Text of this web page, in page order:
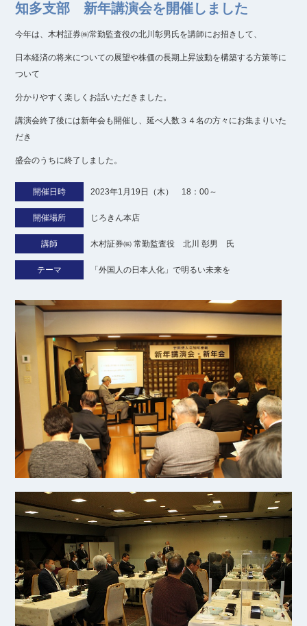
知多支部 新年講演会を開催しました
今年は、木村証券㈱常勤監査役の北川彰男氏を講師にお招きして、
日本経済の将来についての展望や株価の長期上昇波動を構築する方策等に
ついて
分かりやすく楽しくお話いただきました。
講演会終了後には新年会も開催し、延べ人数３４名の方々にお集まりいた
だき
盛会のうちに終了しました。
開催日時 2023年1月19日（木） 18：00～
開催場所 じろきん本店
講師 木村証券㈱ 常勤監査役 北川 彰男 氏
テーマ 「外国人の日本人化」で明るい未来を